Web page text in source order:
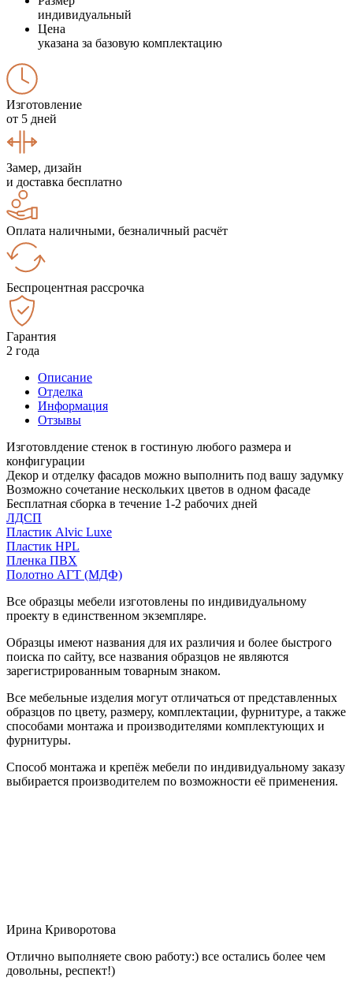
индивидуальный
Цена
указана за базовую комплектацию
Изготовление
от 5 дней
Замер, дизайн
и доставка бесплатно
Оплата наличными, безналичный расчёт
Беспроцентная рассрочка
Гарантия
2 года
Описание
Отделка
Информация
Отзывы
Изготовлдение стенок в гостиную любого размера и
конфигурации
Декор и отделку фасадов можно выполнить под вашу задумку
Возможно сочетание нескольких цветов в одном фасаде
Бесплатная сборка в течение 1-2 рабочих дней
ЛДСП
Пластик Alvic Luxe
Пластик HPL
Пленка ПВХ
Полотно АГТ (МДФ)
Все образцы мебели изготовлены по индивидуальному
проекту в единственном экземпляре.
Образцы имеют названия для их различия и более быстрого
поиска по сайту, все названия образцов не являются
зарегистрированным товарным знаком.
Все мебельные изделия могут отличаться от представленных
образцов по цвету, размеру, комплектации, фурнитуре, а также
способами монтажа и производителями комплектующих и
фурнитуры.
Способ монтажа и крепёж мебели по индивидуальному заказу
выбирается производителем по возможности её применения.
Ирина Криворотова
Отлично выполняете свою работу:) все остались более чем
довольны, респект!)